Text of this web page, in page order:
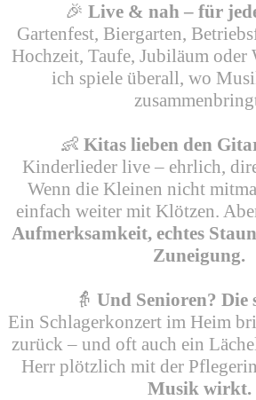
🎉 Live & nah – für
Gartenfest, Biergarten,
Hochzeit, Taufe, Jubiläum oder
ich spiele überall, wo
👶 Kitas lieben den
Kinderlieder live – ehrlich,
Wenn die Kleinen nicht
einfach weiter mit Klötzen.
Aufmerksamkeit, echtes
Zuneigung.
👵 Und Senioren? Die
Ein Schlagerkonzert im Heim
zurück – und oft auch ein
Herr plötzlich mit der
Musik wirkt.